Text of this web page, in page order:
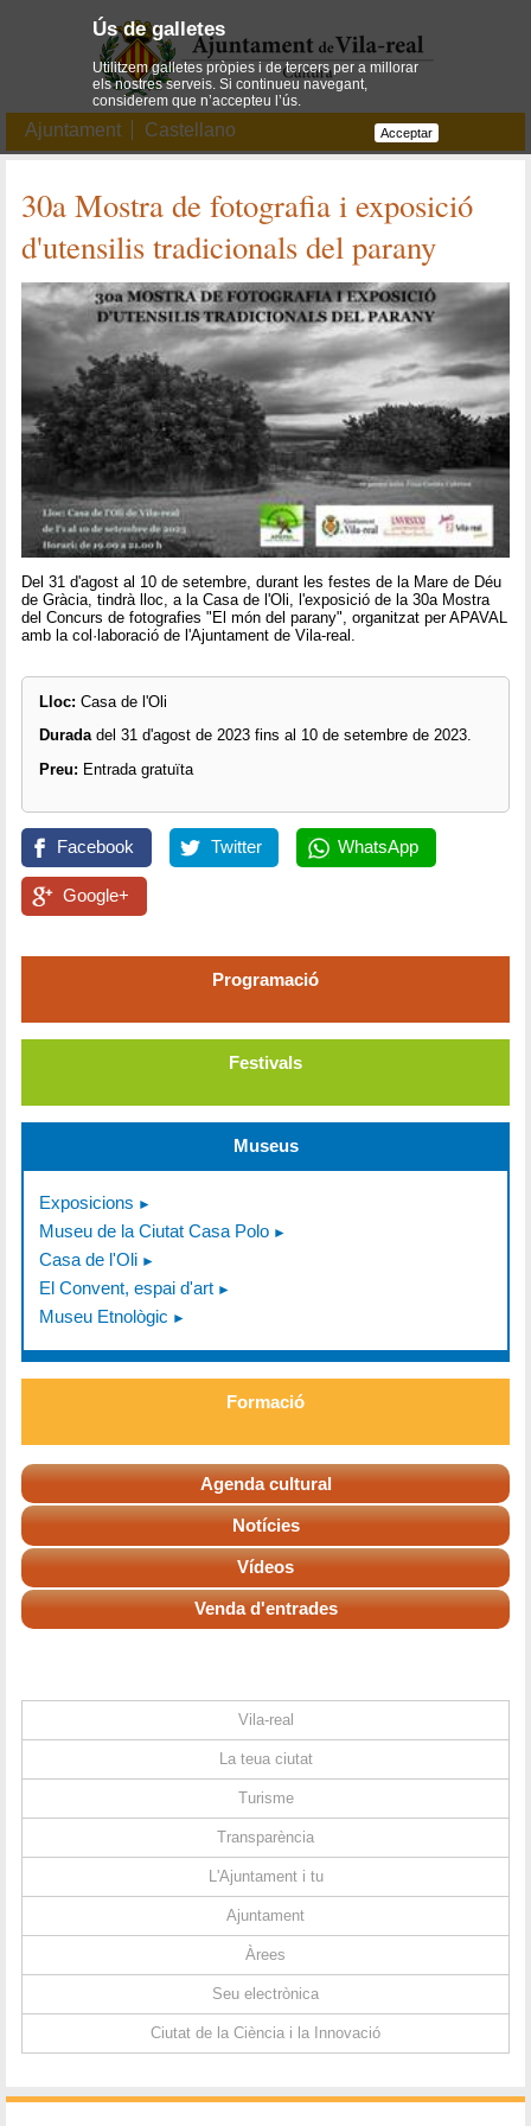
Ajuntament Castellano
30a Mostra de fotografia i exposició
d'utensilis tradicionals del parany
Del 31 d'agost al 10 de setembre, durant les festes de la Mare de Déu
de Gràcia, tindrà lloc, a la Casa de l'Oli, l'exposició de la 30a Mostra
del Concurs de fotografies "El món del parany", organitzat per APAVAL
amb la col·laboració de l'Ajuntament de Vila-real.
Lloc: Casa de l'Oli
Durada del 31 d'agost de 2023 fins al 10 de setembre de 2023.
Preu: Entrada gratuïta
Facebook Twitter WhatsApp
Google+
Programació
Festivals
Museus
Exposicions
Museu de la Ciutat Casa Polo
Casa de l'Oli
El Convent, espai d'art
Museu Etnològic
Formació
Agenda cultural
Notícies
Vídeos
Venda d'entrades
Vila-real
La teua ciutat
Turisme
Transparència
L'Ajuntament i tu
Ajuntament
Àrees
Seu electrònica
Ciutat de la Ciència i la Innovació
Ús de galletes
Utilitzem galletes pròpies i de tercers per a millorar
els nostres serveis. Si continueu navegant,
considerem que n’accepteu l’ús.
Acceptar